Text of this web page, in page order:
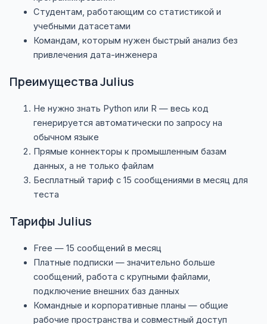
Студентам, работающим со статистикой и
учебными датасетами
Командам, которым нужен быстрый анализ без
привлечения дата-инженера
Преимущества Julius
Не нужно знать Python или R — весь код
генерируется автоматически по запросу на
обычном языке
Прямые коннекторы к промышленным базам
данных, а не только файлам
Бесплатный тариф с 15 сообщениями в месяц для
теста
Тарифы Julius
Free — 15 сообщений в месяц
Платные подписки — значительно больше
сообщений, работа с крупными файлами,
подключение внешних баз данных
Командные и корпоративные планы — общие
рабочие пространства и совместный доступ